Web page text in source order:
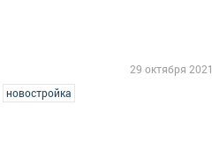
29 октября 2021
новостройка